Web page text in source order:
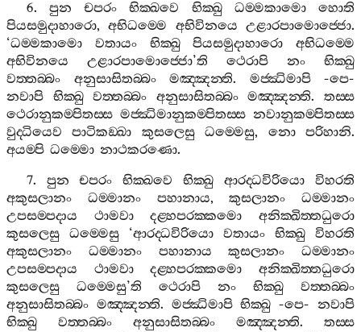
6. පුන චපරං භික‍්ඛවෙ භික‍්ඛු ධම‍්මකාමො
හොති
පියසමුදාහාරො,අභිධම‍්මෙ අභිවිනයෙ උළාරපාමොජ‍්ජො.
‘ධම‍්මකාමො වතායං භික‍්ඛු පියසමුදාහාරො
අභිධම‍්මෙ
අභිවිනයෙ
උළාරපාමොජ‍්ජො’ති ථෙරාපි නං
භික‍්ඛු
වත‍්තබ‍්බං
අනුසාසිතබ‍්බං මඤ‍්ඤන‍්ති. මජ‍්ඣිමාපි-පෙ-
නවාපි
භික‍්ඛු වත‍්තබ‍්බං අනුසාසිතබ‍්බං මඤ‍්ඤන‍්ති.තස‍්ස
ථෙරානුකම‍්පිතස‍්ස මජ‍්ඣිමානුකම‍්පිතස‍්ස නවානුකම‍්පිතස‍්ස
වුද‍්ධියෙව
පාටිකඞ‍්ඛා කුසලෙසු ධම‍්මෙසු, නො පරිහානි.
අයම‍්පි ධම‍්මො නාථකරණො.
7. පුන චපරං භික‍්ඛවෙ භික‍්ඛු ආරද‍්ධවිරියො
විහරති
අකුසලානං
ධම‍්මානං පහානාය,කුසලානං
ධම‍්මානං
උපසම‍්පදාය
ථාමවා දළ‍්හපරක‍්කමො
අනික‍්ඛිත‍්තධුරො
කුසලෙසු
ධම‍්මෙසු ‘ආරද‍්ධවිරියො වතායං භික‍්ඛු
විහරති
අකුසලානං
ධම‍්මානං පහානාය කුසලානං
ධම‍්මානං
උපසම‍්පදාය
ථාමවා දළ‍්හපරක‍්කමො
අනික‍්ඛිත‍්තධුරො
කුසලෙසු
ධම‍්මෙසු’ති ථෙරාපි නං භික‍්ඛු
වත‍්තබ‍්බං
අනුසාසිතබ‍්බං මඤ‍්ඤන‍්ති. මජ‍්ඣිමාපි භික‍්ඛු -පෙ-නවාපි
භික‍්ඛු
වත‍්තබ‍්බං අනුසාසිතබ‍්බං මඤ‍්ඤන‍්ති. තස‍්ස